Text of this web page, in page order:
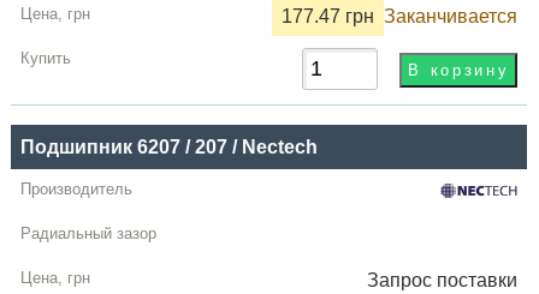
177.47 грн Заканчивается
Подшипник 6207 / 207 / Nectech
Запрос поставки